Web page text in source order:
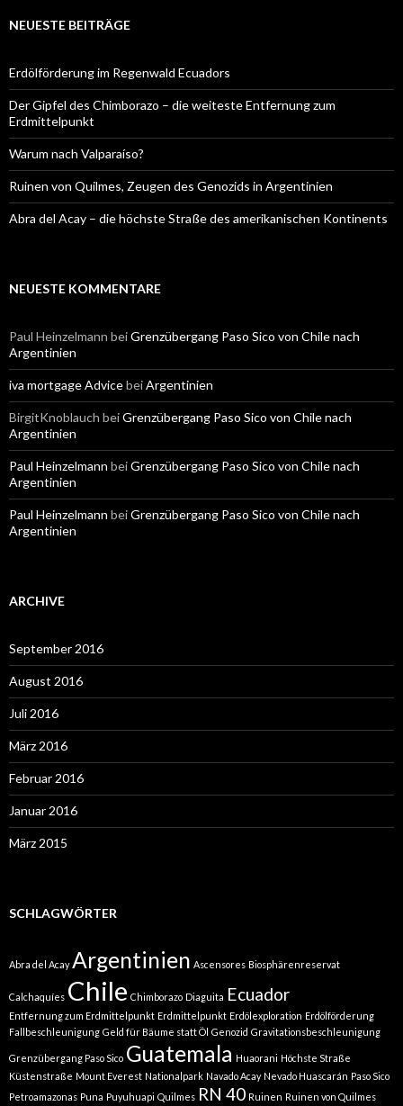
NEUESTE BEITRÄGE
Erdölförderung im Regenwald Ecuadors
Der Gipfel des Chimborazo – die weiteste Entfernung zum
Erdmittelpunkt
Warum nach Valparaíso?
Ruinen von Quilmes, Zeugen des Genozids in Argentinien
Abra del Acay – die höchste Straße des amerikanischen Kontinents
NEUESTE KOMMENTARE
Paul Heinzelmann beiGrenzübergang Paso Sico von Chile nach
Argentinien
iva mortgage AdvicebeiArgentinien
BirgitKnoblauch beiGrenzübergang Paso Sico von Chile nach
Argentinien
Paul Heinzelmann beiGrenzübergang Paso Sico von Chile nach
Argentinien
Paul Heinzelmann beiGrenzübergang Paso Sico von Chile nach
Argentinien
ARCHIVE
September 2016
August 2016
Juli 2016
März 2016
Februar 2016
Januar 2016
März 2015
SCHLAGWÖRTER
Abra del Acay Argentinien Ascensores Biosphärenreservat
Calchaquíes Chile Chimborazo Diaguita Ecuador
Entfernung zum Erdmittelpunkt Erdmittelpunkt Erdölexploration Erdölförderung
Fallbeschleunigung Geld für Bäume statt Öl Genozid Gravitationsbeschleunigung
Grenzübergang Paso Sico Guatemala Huaorani Höchste Straße
Küstenstraße Mount Everest Nationalpark Navado Acay Nevado Huascarán Paso Sico
Petroamazonas Puna Puyuhuapi Quilmes RN 40 Ruinen Ruinen von Quilmes